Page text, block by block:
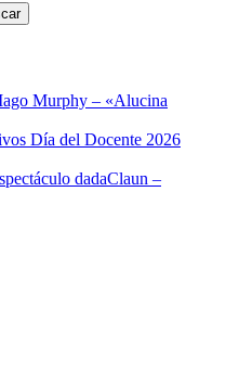
Murphy – «Alucina
Día del Docente 2026
dadaClaun –